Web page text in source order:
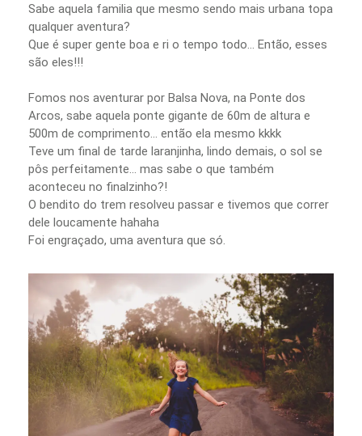
Sabe aquela familia que mesmo sendo mais urbana topa
qualquer aventura?
Que é super gente boa e ri o tempo todo… Então, esses
são eles!!!
Fomos nos aventurar por Balsa Nova, na Ponte dos
Arcos, sabe aquela ponte gigante de 60m de altura e
500m de comprimento… então ela mesmo kkkk
Teve um final de tarde laranjinha, lindo demais, o sol se
pôs perfeitamente… mas sabe o que também
aconteceu no finalzinho?!
O bendito do trem resolveu passar e tivemos que correr
dele loucamente hahaha
Foi engraçado, uma aventura que só.